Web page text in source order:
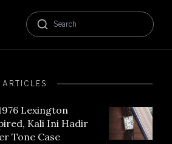
ARTICLES
Lexington
Kali Ini Hadir
Tone Case